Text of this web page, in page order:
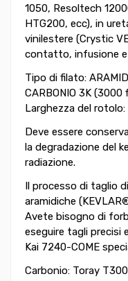
1050, Resoltech
HTG200, ecc), in
vinilestere (Crystic
contatto, infusione e
Tipo di filato:
CARBONIO 3K
Larghezza del rotolo:
Deve essere
la degradazione del
radiazione.
Il processo di taglio
aramidiche
Avete bisogno di
eseguire tagli precisi
Kai 7240-COME
Carbonio: Toray